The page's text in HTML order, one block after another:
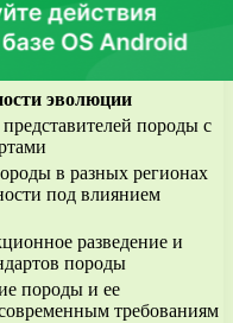
эволюции
породы с
в разных регионах
под влиянием
разведение и
породы
породы и ее
требованиям